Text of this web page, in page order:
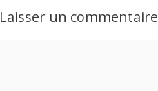
Laisser un commentaire